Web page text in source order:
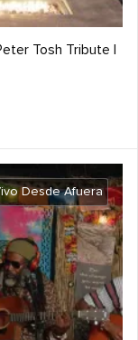
Tosh Tribute |
Desde Afuera